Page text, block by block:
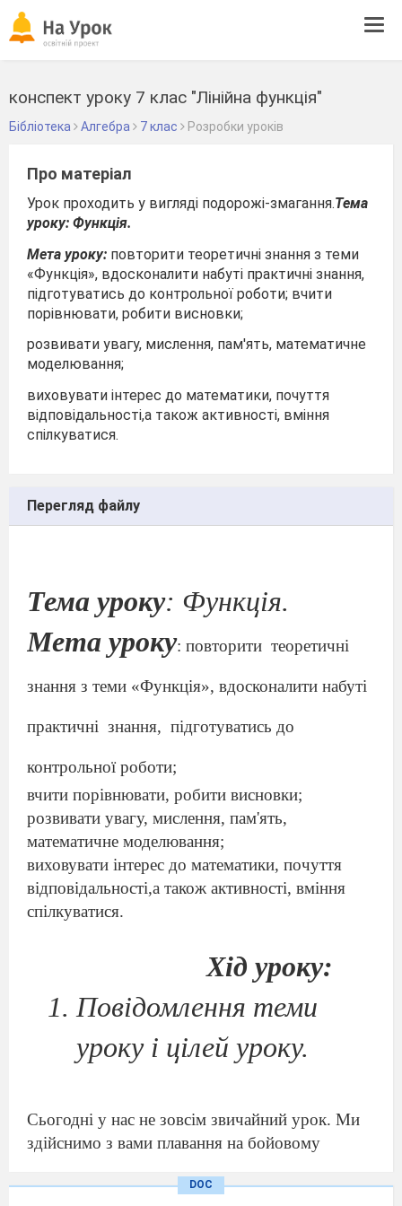
конспект уроку 7 клас "Лінійна функція"
Бібліотека Алгебра 7 клас Розробки уроків
Про матеріал
Урок проходить у вигляді подорожі-змагання.Тема
уроку: Функція.
Мета уроку: повторити теоретичні знання з теми
«Функція», вдосконалити набуті практичні знання,
підготуватись до контрольної роботи; вчити
порівнювати, робити висновки;
розвивати увагу, мислення, пам'ять, математичне
моделювання;
виховувати інтерес до математики, почуття
відповідальності,а також активності, вміння
спілкуватися.
Перегляд файлу
Тема уроку: Функція.
Мета уроку: повторити теоретичні
знання з теми «Функція», вдосконалити набуті
практичні знання, підготуватись до
контрольної роботи;
вчити порівнювати, робити висновки;
розвивати увагу, мислення, пам'ять,
математичне моделювання;
виховувати інтерес до математики, почуття
відповідальності,а також активності, вміння
спілкуватися.
Хід уроку:
Повідомлення теми
уроку і цілей уроку.
Сьогодні у нас не зовсім звичайний урок. Ми
здійснимо з вами плавання на бойовому
навчаннях. А де ми будемоплавати, можна
DOC